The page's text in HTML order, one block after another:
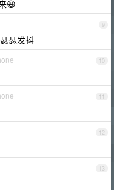
😆
9
瑟发抖
10
11
12
13